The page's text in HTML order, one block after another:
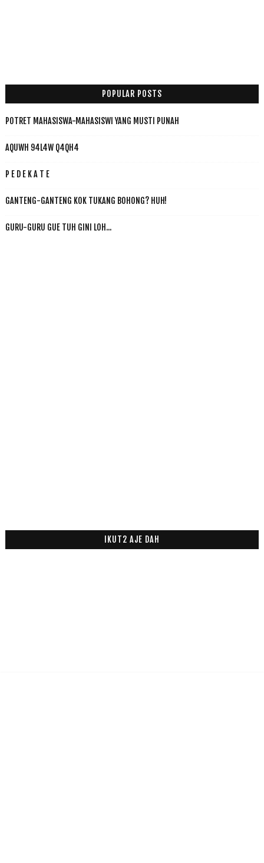
POPULAR POSTS
POTRET MAHASISWA-MAHASISWI YANG MUSTI PUNAH
AQUWH 94L4W Q4QH4
P E D E K A T E
GANTENG-GANTENG KOK TUKANG BOHONG? HUH!
GURU-GURU GUE TUH GINI LOH...
IKUT2 AJE DAH